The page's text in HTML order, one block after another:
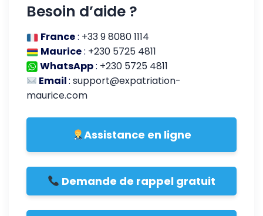
Besoin d’aide ?
France: +33 9 8080 1114
Maurice: +230 5725 4811
WhatsApp: +230 5725 4811
Email:support@expatriation-
maurice.com
Assistance en ligne
Demande de rappel gratuit